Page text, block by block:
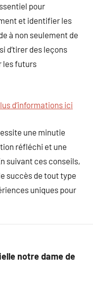
pour
et identifier les
à non seulement de
d’tirer des leçons
les futurs
d’informations ici
une minutie
réfléchi et une
suivant ces conseils,
succès de tout type
uniques pour
notre dame de